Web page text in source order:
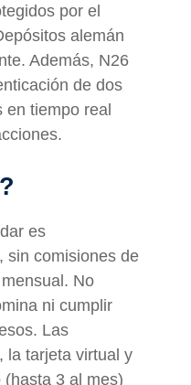
por el
alemán
Además, N26
de dos
tiempo real
es
sin comisiones de
No
ni cumplir
Las
la tarjeta virtual y
(hasta 3 al mes)